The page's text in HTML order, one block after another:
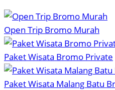
Open Trip Bromo Murah
Paket Wisata Bromo Private
Paket Wisata Malang Batu